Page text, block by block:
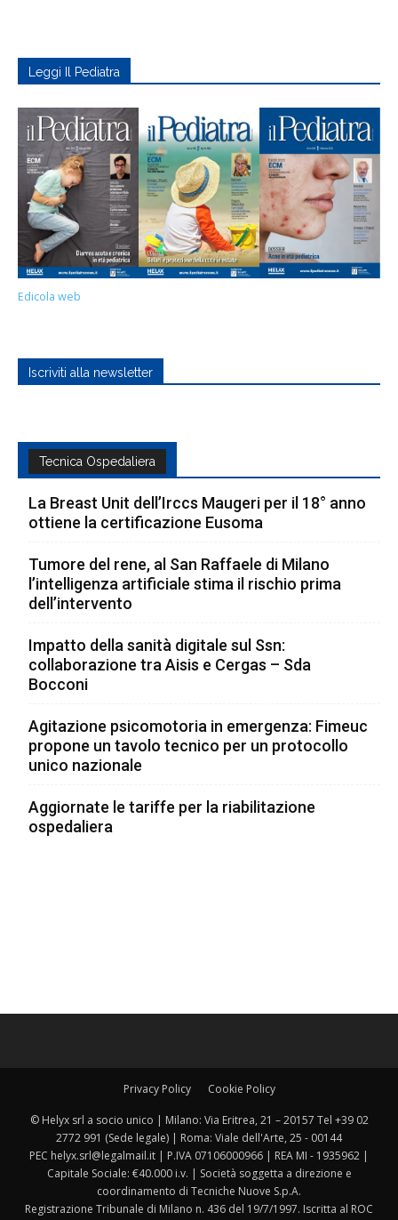
Leggi Il Pediatra
Edicola web
Iscriviti alla newsletter
Tecnica Ospedaliera
La Breast Unit dell’Irccs Maugeri per il 18° anno
ottiene la certificazione Eusoma
Tumore del rene, al San Raffaele di Milano
l’intelligenza artificiale stima il rischio prima
dell’intervento
Impatto della sanità digitale sul Ssn:
collaborazione tra Aisis e Cergas – Sda
Bocconi
Agitazione psicomotoria in emergenza: Fimeuc
propone un tavolo tecnico per un protocollo
unico nazionale
Aggiornate le tariffe per la riabilitazione
ospedaliera
Privacy Policy Cookie Policy
© Helyx srl a socio unico | Milano: Via Eritrea, 21 – 20157 Tel +39 02
2772 991 (Sede legale) | Roma: Viale dell'Arte, 25 - 00144
PEC helyx.srl@legalmail.it | P.IVA 07106000966 | REA MI - 1935962 |
Capitale Sociale: €40.000 i.v. | Società soggetta a direzione e
coordinamento di Tecniche Nuove S.p.A.
Registrazione Tribunale di Milano n. 436 del 19/7/1997. Iscritta al ROC